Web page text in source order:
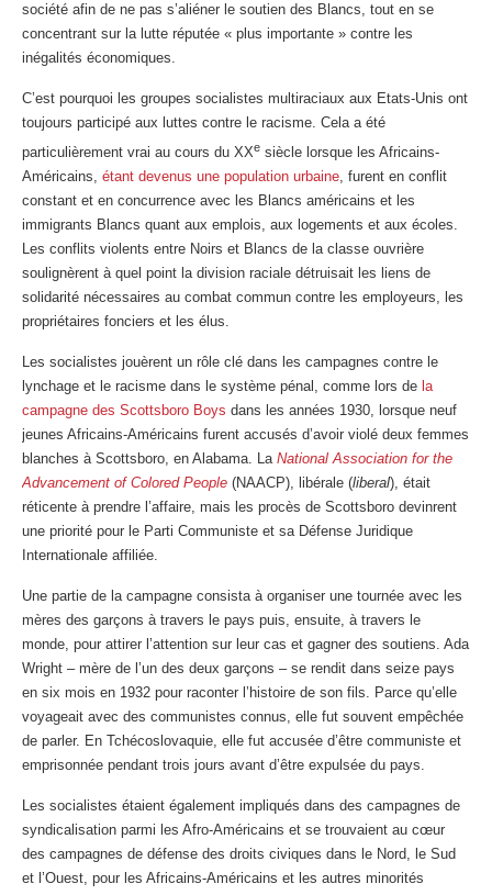
société afin de ne pas s’aliéner le soutien des Blancs, tout en se
concentrant sur la lutte réputée « plus importante » contre les
inégalités économiques.
C’est pourquoi les groupes socialistes multiraciaux aux Etats-Unis ont
toujours participé aux luttes contre le racisme. Cela a été
particulièrement vrai au cours du XXe siècle lorsque les Africains-
Américains, étant devenus une population urbaine, furent en conflit
constant et en concurrence avec les Blancs américains et les
immigrants Blancs quant aux emplois, aux logements et aux écoles.
Les conflits violents entre Noirs et Blancs de la classe ouvrière
soulignèrent à quel point la division raciale détruisait les liens de
solidarité nécessaires au combat commun contre les employeurs, les
propriétaires fonciers et les élus.
Les socialistes jouèrent un rôle clé dans les campagnes contre le
lynchage et le racisme dans le système pénal, comme lors de la
campagne des Scottsboro Boys dans les années 1930, lorsque neuf
jeunes Africains-Américains furent accusés d’avoir violé deux femmes
blanches à Scottsboro, en Alabama. La National Association for the
Advancement of Colored People (NAACP), libérale (liberal), était
réticente à prendre l’affaire, mais les procès de Scottsboro devinrent
une priorité pour le Parti Communiste et sa Défense Juridique
Internationale affiliée.
Une partie de la campagne consista à organiser une tournée avec les
mères des garçons à travers le pays puis, ensuite, à travers le
monde, pour attirer l’attention sur leur cas et gagner des soutiens. Ada
Wright – mère de l’un des deux garçons – se rendit dans seize pays
en six mois en 1932 pour raconter l’histoire de son fils. Parce qu’elle
voyageait avec des communistes connus, elle fut souvent empêchée
de parler. En Tchécoslovaquie, elle fut accusée d’être communiste et
emprisonnée pendant trois jours avant d’être expulsée du pays.
Les socialistes étaient également impliqués dans des campagnes de
syndicalisation parmi les Afro-Américains et se trouvaient au cœur
des campagnes de défense des droits civiques dans le Nord, le Sud
et l’Ouest, pour les Africains-Américains et les autres minorités